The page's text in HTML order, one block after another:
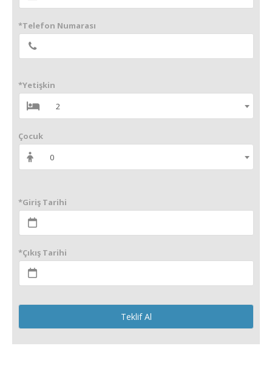
*Telefon Numarası
*Yetişkin
2
Çocuk
0
*Giriş Tarihi
*Çıkış Tarihi
Teklif Al